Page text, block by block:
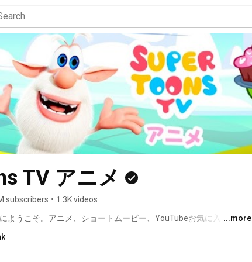
TV アニメ
subscribers • 1.3K videos
ようこそ。アニメ、ショートムービー、YouTubeお気に入り動画
...more